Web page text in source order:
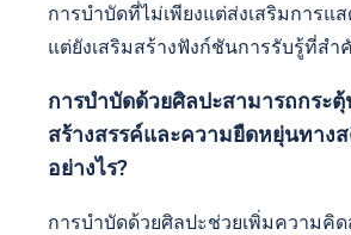
การบำบัดที่ไม่เพียงแต่ส่งเสริมการแ
แต่ยังเสริมสร้างฟังก์ชันการรับรู้ที่ส
การบำบัดด้วยศิลปะสามารถกระ
สร้างสรรค์และความยืดหยุ่นทาง
อย่างไร?
การบำบัดด้วยศิลปะช่วยเพิ่มความคิด